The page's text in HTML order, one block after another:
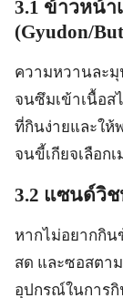
3.1 ข้าวหน้
(Gyudon/
ความหวานละ
จนซึมเข้าเนื้อส
ที่กินง่ายและให้
จนขี้เกียจเลือก
3.2 แซนด์วิช
หากไม่อยากกิน
สด และซอสตา
อุปกรณ์ในการ